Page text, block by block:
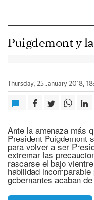
Puigdemont y
Thursday, 25 January 2018,
Ante la amenaza más
President Puigdemont
para volver a ser
extremar las
rascarse el bajo
habilidad
gobernantes acaban